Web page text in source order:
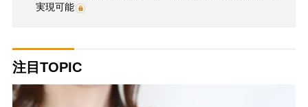
実現可能
注目TOPIC